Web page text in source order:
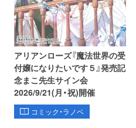
アリアンローズ『魔法世界の受
付嬢になりたいです５』発売記
念まこ先生サイン会
2026/9/21(月・祝)開催
コミック・ラノベ